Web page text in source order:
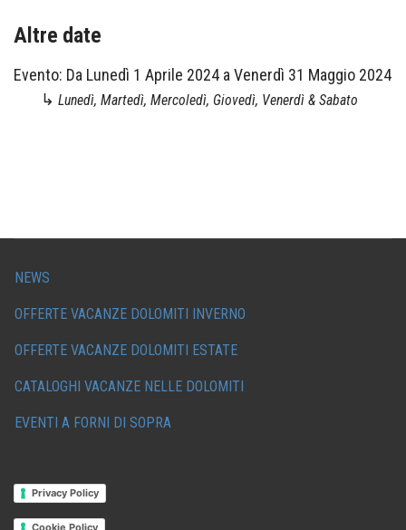
Altre date
Evento: Da Lunedì 1 Aprile 2024 aVenerdì 31 Maggio 2024
↳ Lunedì, Martedì, Mercoledì, Giovedì, Venerdì & Sabato
NEWS
OFFERTE VACANZE DOLOMITI INVERNO
OFFERTE VACANZE DOLOMITI ESTATE
CATALOGHI VACANZE NELLE DOLOMITI
EVENTI A FORNI DI SOPRA
Privacy Policy
Cookie Policy